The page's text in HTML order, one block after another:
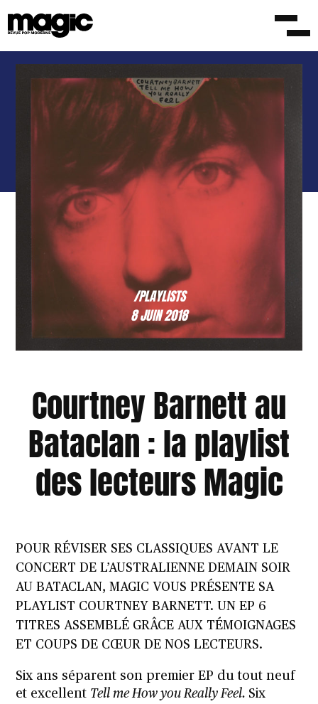
/PLAYLISTS
8 JUIN 2018
Courtney Barnett au
Bataclan : la playlist
des lecteurs Magic
POUR RÉVISER SES CLASSIQUES AVANT LE
CONCERT DE L’AUSTRALIENNE DEMAIN SOIR
AU BATACLAN, MAGIC VOUS PRÉSENTE SA
PLAYLIST COURTNEY BARNETT. UN EP 6
TITRES ASSEMBLÉ GRÂCE AUX TÉMOIGNAGES
ET COUPS DE CŒUR DE NOS LECTEURS.
Six ans séparent son premier EP du tout neuf
et excellent Tell me How you Really Feel. Six